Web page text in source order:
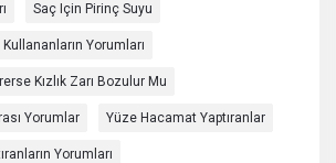
Saç Için Pirinç Suyu
Yorumları
Kızlık Zarı Bozulur Mu
Yorumlar Yüze Hacamat Yaptıranlar
Yorumları